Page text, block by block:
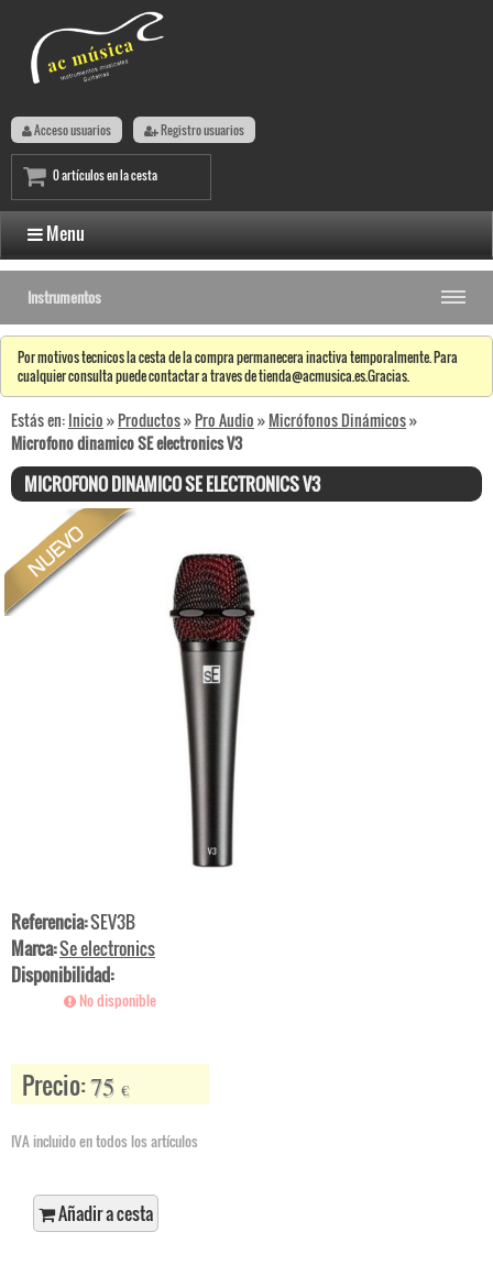
Acceso usuarios Registro usuarios
0 artículos en la cesta
Menu
Instrumentos
Por motivos tecnicos la cesta de la compra permanecera inactiva temporalmente. Para
cualquier consulta puede contactar a traves de tienda@acmusica.es.Gracias.
Estás en:Inicio»Productos»Pro Audio»Micrófonos Dinámicos»
Microfono dinamico SE electronics V3
MICROFONO DINAMICO SE ELECTRONICS V3
Referencia:SEV3B
Marca:Se electronics
Disponibilidad:
No disponible
Precio:75 €
IVA incluido en todos los artículos
Añadir a cesta